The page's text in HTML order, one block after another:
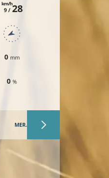
9 /
km/h28
0 mm
0%
MER.19